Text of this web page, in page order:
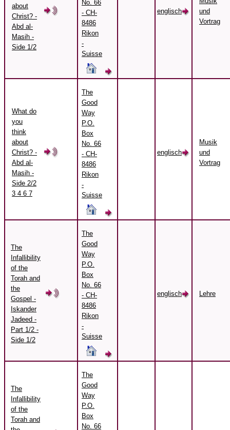
about
Christ? -
Abd al-
Masih -
Side 1/2
No. 66
- CH-
8486
Rikon
-
Suisse
englisch
und
Vortrag
What do
you
think
about
Christ? -
Abd al-
Masih -
Side 2/2
3 4 6 7
The
Good
Way
P.O.
Box
No. 66
- CH-
8486
Rikon
-
Suisse
englisch
Musik
und
Vortrag
The
Infallibility
of the
Torah and
the
Gospel -
Iskander
Jadeed -
Part 1/2 -
Side 1/2
The
Good
Way
P.O.
Box
No. 66
- CH-
8486
Rikon
-
Suisse
englisch Lehre
The
Infallibility
of the
Torah and
The
Good
Way
P.O.
Box
No. 66